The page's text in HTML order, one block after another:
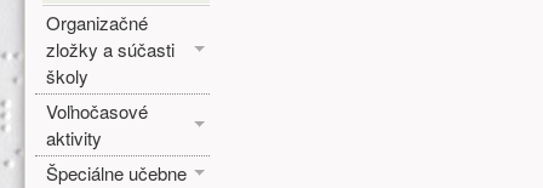
Organizačné
zložky a súčasti
školy
Voľnočasové
aktivity
Špeciálne učebne